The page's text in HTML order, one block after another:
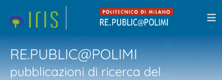
RE.PUBLIC@POLIMI
pubblicazioni di ricerca del